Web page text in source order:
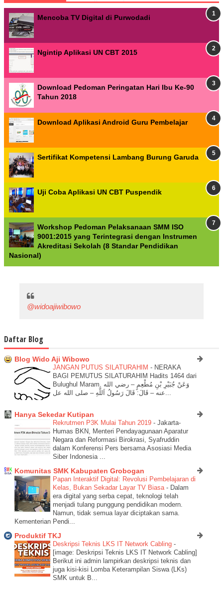
Mencoba TV Digital di Purwodadi
Ngintip Aplikasi UN CBT 2015
Download Pedoman Peringatan Hari Ibu Ke-90
Tahun 2018
Download Aplikasi Android Guru Pembelajar
Sertifikat Kompetensi Lambang Burung Garuda
Uji Coba Aplikasi UN CBT Puspendik
Workshop Pedoman Pelaksanaan SMM ISO
9001:2015 yang Terintegrasi dengan Instrumen
Akreditasi Sekolah (8 Standar Pendidikan
Nasional)
@widoajiwibowo
Daftar Blog
Blog Wido Aji Wibowo
JANGAN PUTUS SILATURAHIM - NERAKA
BAGI PEMUTUS SILATURAHIM Hadits 1464 dari
Bulughul Maram. وَعَنْ جُبَيْرِ بْنِ مُطْعِمٍ – رضي الله
عنه – قَالَ: قَالَ رَسُولُ اَللَّهِ – صلى الله عل...
Hanya Sekedar Kutipan
Rekrutmen P3K Mulai Tahun 2019 - Jakarta-
Humas BKN, Menteri Pendayagunaan Aparatur
Negara dan Reformasi Birokrasi, Syafruddin
dalam Konferensi Pers bersama Asosiasi Media
Siber Indonesia ...
Komunitas SMK Kabupaten Grobogan
Papan Interaktif Digital: Revolusi Pembelajaran di
Kelas, Bukan Sekadar Layar TV Biasa - Dalam
era digital yang serba cepat, teknologi telah
menjadi tulang punggung pendidikan modern.
Namun, tidak semua layar diciptakan sama.
Kementerian Pendi...
Produktif TKJ
Deskripsi Teknis LKS IT Network Cabling -
[image: Deskripsi Teknis LKS IT Network Cabling]
Berikut ini admin lampirkan deskripsi teknis dan
juga kisi-kisi Lomba Keterampilan Siswa (LKs)
SMK untuk B...